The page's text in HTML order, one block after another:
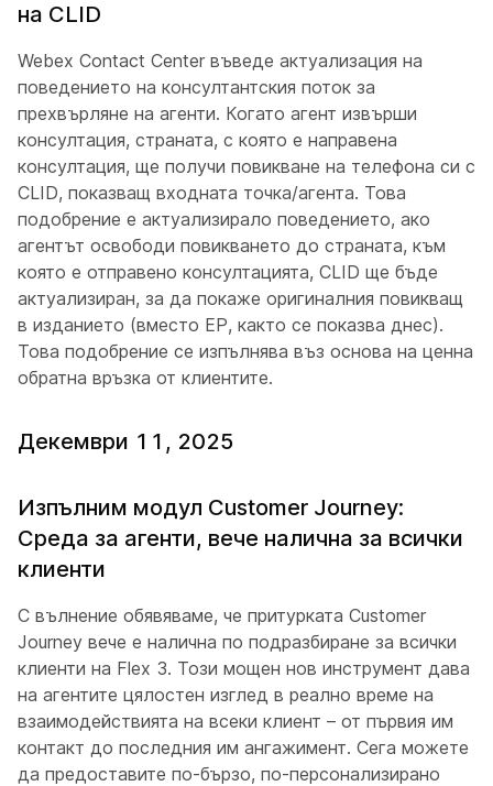
на CLID
Webex Contact Center въведе актуализация на
поведението на консултантския поток за
прехвърляне на агенти. Когато агент извърши
консултация, страната, с която е направена
консултация, ще получи повикване на телефона си с
CLID, показващ входната точка/агента. Това
подобрение е актуализирало поведението, ако
агентът освободи повикването до страната, към
която е отправено консултацията, CLID ще бъде
актуализиран, за да покаже оригиналния повикващ
в изданието (вместо EP, както се показва днес).
Това подобрение се изпълнява въз основа на ценна
обратна връзка от клиентите.
Декември 11, 2025
Изпълним модул Customer Journey:
Среда за агенти, вече налична за всички
клиенти
С вълнение обявяваме, че притурката Customer
Journey вече е налична по подразбиране за всички
клиенти на Flex 3. Този мощен нов инструмент дава
на агентите цялостен изглед в реално време на
взаимодействията на всеки клиент – от първия им
контакт до последния им ангажимент. Сега можете
да предоставите по-бързо, по-персонализирано